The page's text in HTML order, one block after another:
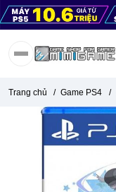
Trang chủ / Game PS4 /